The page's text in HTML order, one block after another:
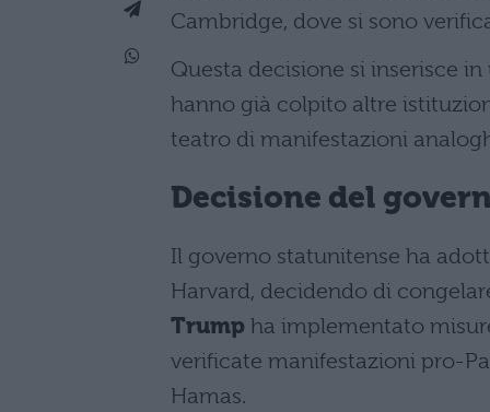
Cambridge, dove si sono
Questa decisione si inserisce
hanno già colpito altre
teatro di manifestazioni
Decisione del
Il governo statunitense ha
Harvard, decidendo di
Trump ha implementato
verificate manifestazioni pro-
Hamas.